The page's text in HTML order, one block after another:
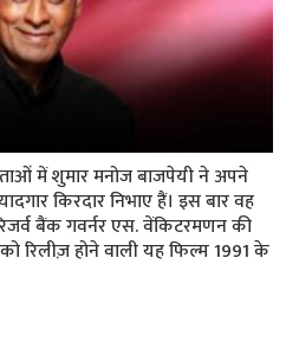
में शुमार मनोज बाजपेयी ने अपने
किरदार निभाए हैं। इस बार वह
बैंक गवर्नर एस. वेंकिटरमणन की
रिलीज़ होने वाली यह फिल्म 1991 के